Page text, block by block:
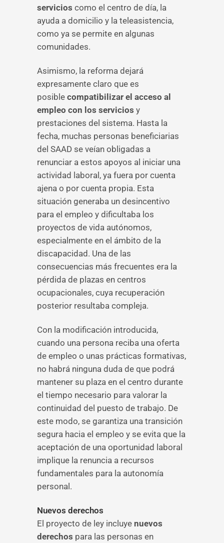
servicios como el centro de día, la
ayuda a domicilio y la teleasistencia,
como ya se permite en algunas
comunidades.
Asimismo, la reforma dejará
expresamente claro que es
posible compatibilizar el acceso al
empleo con los servicios y
prestaciones del sistema. Hasta la
fecha, muchas personas beneficiarias
del SAAD se veían obligadas a
renunciar a estos apoyos al iniciar una
actividad laboral, ya fuera por cuenta
ajena o por cuenta propia. Esta
situación generaba un desincentivo
para el empleo y dificultaba los
proyectos de vida autónomos,
especialmente en el ámbito de la
discapacidad. Una de las
consecuencias más frecuentes era la
pérdida de plazas en centros
ocupacionales, cuya recuperación
posterior resultaba compleja.
Con la modificación introducida,
cuando una persona reciba una oferta
de empleo o unas prácticas formativas,
no habrá ninguna duda de que podrá
mantener su plaza en el centro durante
el tiempo necesario para valorar la
continuidad del puesto de trabajo. De
este modo, se garantiza una transición
segura hacia el empleo y se evita que la
aceptación de una oportunidad laboral
implique la renuncia a recursos
fundamentales para la autonomía
personal.
Nuevos derechos
El proyecto de ley incluye nuevos
derechos para las personas en